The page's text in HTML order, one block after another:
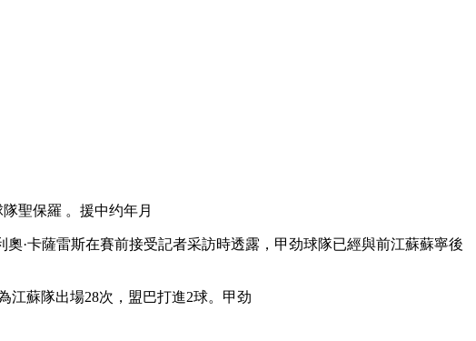
保羅 。援中约年月
奧·卡薩雷斯在賽前接受記者采訪時透露，甲劲球隊已經與前江蘇蘇寧後
隊出場28次 ，盟巴打進2球。甲劲